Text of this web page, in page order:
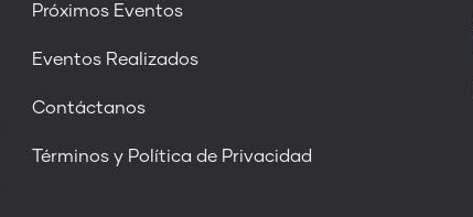
Próximos Eventos
Eventos Realizados
Contáctanos
Términos y Política de Privacidad